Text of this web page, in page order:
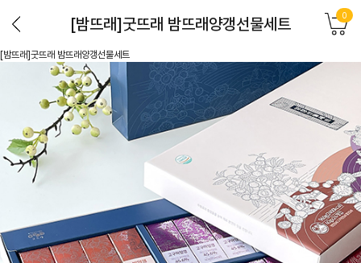
[밤뜨래]굿뜨래 밤뜨래양갱선물세트 0
[밤뜨래]굿뜨래 밤뜨래양갱선물세트